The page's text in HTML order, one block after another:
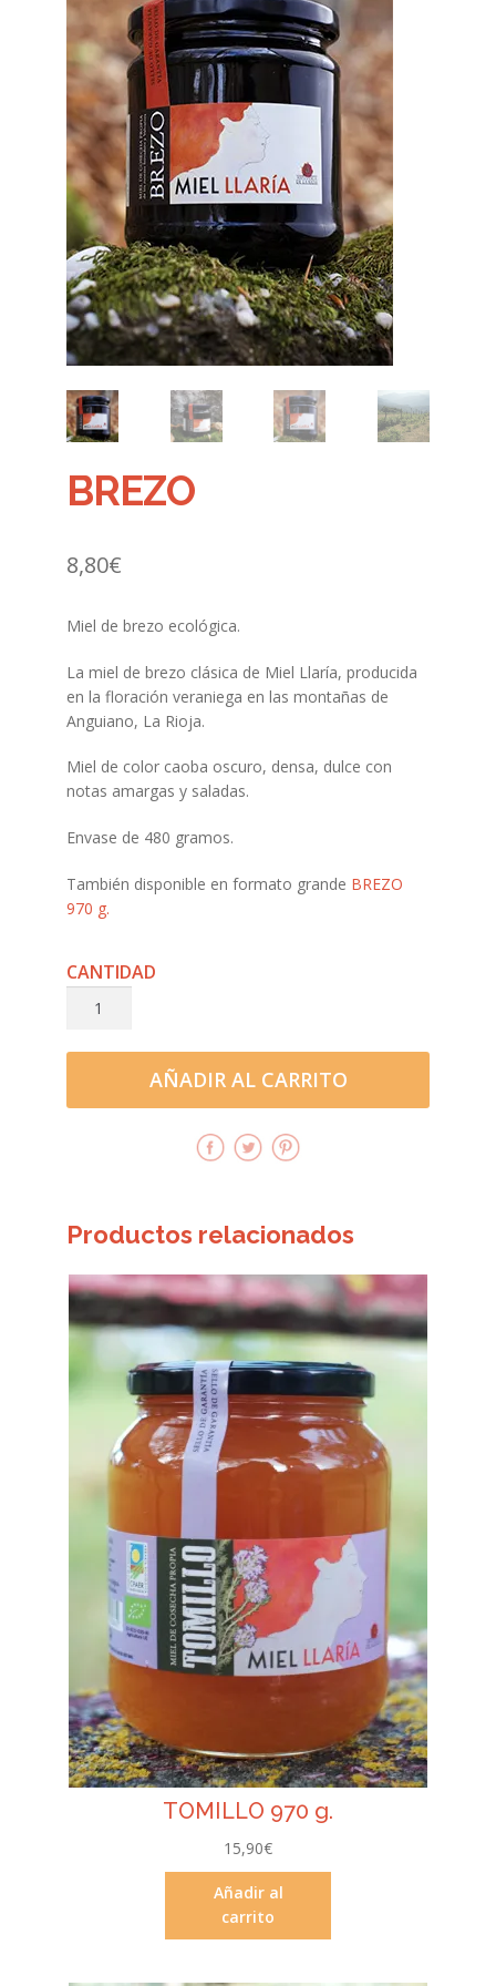
Finalizar compra
Mi cuenta
Politica de Cookies
POLÍTICA DE PRIVACIDAD DEL SITIO WEB
Quiénes Somos
Tienda Online
BREZO
8,80€
Miel de brezo ecológica.
La miel de brezo clásica de Miel Llaría, producida
en la floración veraniega en las montañas de
Anguiano, La Rioja.
Miel de color caoba oscuro, densa, dulce con
notas amargas y saladas.
Envase de 480 gramos.
También disponible en formato grande BREZO
970 g.
BREZO
AÑADIR AL CARRITO
Productos relacionados
TOMILLO 970 g.
15,90€
Añadir al
carrito